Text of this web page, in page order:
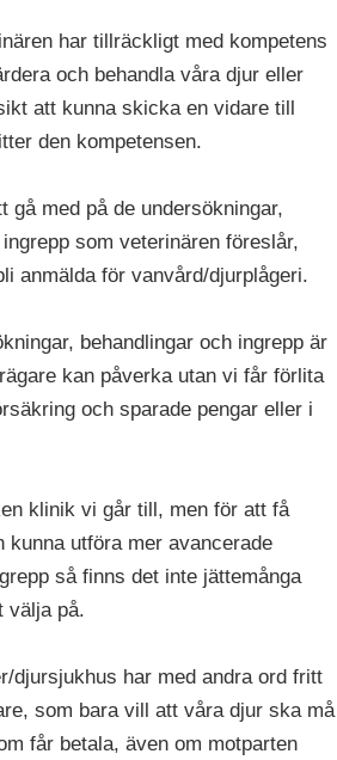
har tillräckligt med kompetens
och behandla våra djur eller
att kunna skicka en vidare till
den kompetensen.
gå med på de undersökningar,
som veterinären föreslår,
anmälda för vanvård/djurplågeri.
behandlingar och ingrepp är
kan påverka utan vi får förlita
och sparade pengar eller i
klinik vi går till, men för att få
utföra mer avancerade
så finns det inte jättemånga
välja på.
djursjukhus har med andra ord fritt
som bara vill att våra djur ska må
får betala, även om motparten